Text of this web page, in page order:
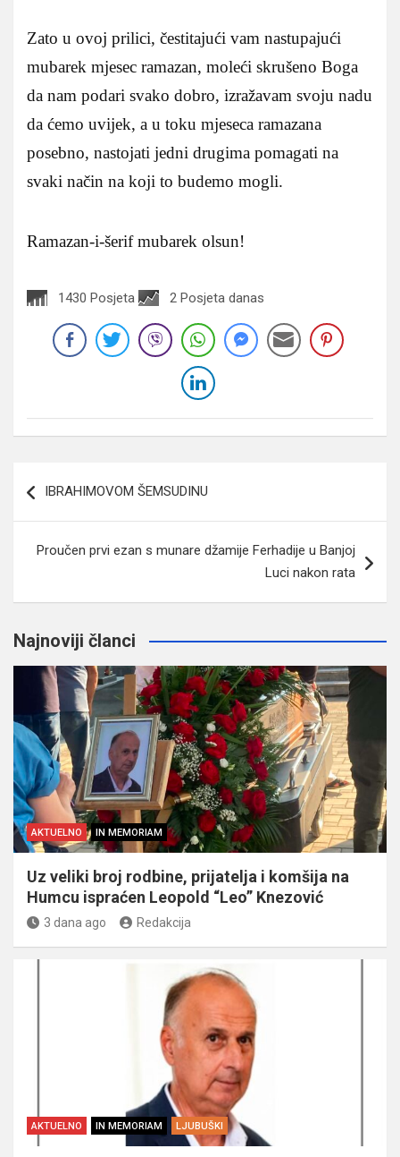
Zato u ovoj prilici, čestitajući vam nastupajući
mubarek mjesec ramazan, moleći skrušeno Boga
da nam podari svako dobro, izražavam svoju nadu
da ćemo uvijek, a u toku mjeseca ramazana
posebno, nastojati jedni drugima pomagati na
svaki način na koji to budemo mogli.
Ramazan-i-šerif mubarek olsun!
1430 Posjeta 2 Posjeta danas
članaka
IBRAHIMOVOM ŠEMSUDINU
Proučen prvi ezan s munare džamije Ferhadije u Banjoj
Luci nakon rata
Najnoviji članci
AKTUELNO IN MEMORIAM
Uz veliki broj rodbine, prijatelja i komšija na
Humcu ispraćen Leopold “Leo” Knezović
3 dana ago Redakcija
AKTUELNO IN MEMORIAM LJUBUŠKI